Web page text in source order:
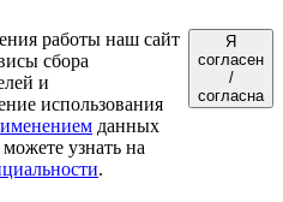
работы наш сайт
сбора
и
использования
данных
узнать на
.
Я
согласен
/
согласна